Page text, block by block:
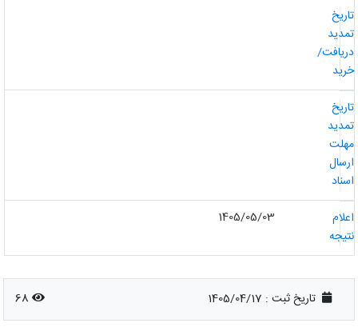
1405/05/03
تاریخ ثبت : 1405/04/17
68